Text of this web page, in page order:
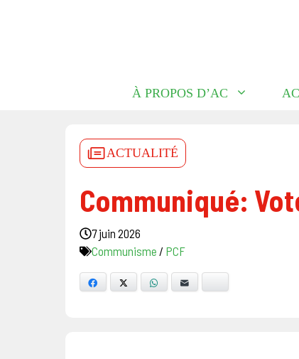
À PROPOS D’AC
ACTUALITÉ
Communiqué:
7 juin 2026
Communisme / PCF
Facebook WhatsApp